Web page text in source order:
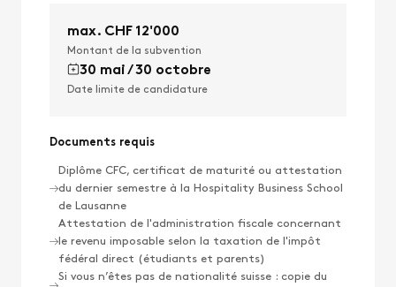
max. CHF 12'000
Montant de la subvention
30 mai / 30 octobre
Date limite de candidature
Documents requis
Diplôme CFC, certificat de maturité ou attestation
du dernier semestre à la Hospitality Business School
de Lausanne
Attestation de l'administration fiscale concernant
le revenu imposable selon la taxation de l'impôt
fédéral direct (étudiants et parents)
Si vous n’êtes pas de nationalité suisse : copie du